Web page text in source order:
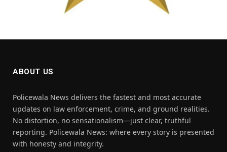
ABOUT US
Policewala News delivers the fastest and most accurate
updates on law enforcement, crime, and ground realities.
No distortion, no sensationalism—just clear, truthful
reporting. Policewala News: where every story is presented
with honesty and integrity.